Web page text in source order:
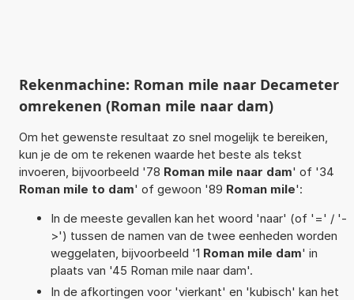
Rekenmachine: Roman mile naar Decameter
omrekenen (Roman mile naar dam)
Om het gewenste resultaat zo snel mogelijk te bereiken,
kun je de om te rekenen waarde het beste als tekst
invoeren, bijvoorbeeld '78 Roman mile naar dam' of '34
Roman mile to dam' of gewoon '89 Roman mile':
In de meeste gevallen kan het woord 'naar' (of '=' / '-
>') tussen de namen van de twee eenheden worden
weggelaten, bijvoorbeeld '1 Roman mile dam' in
plaats van '45 Roman mile naar dam'.
In de afkortingen voor 'vierkant' en 'kubisch' kan het